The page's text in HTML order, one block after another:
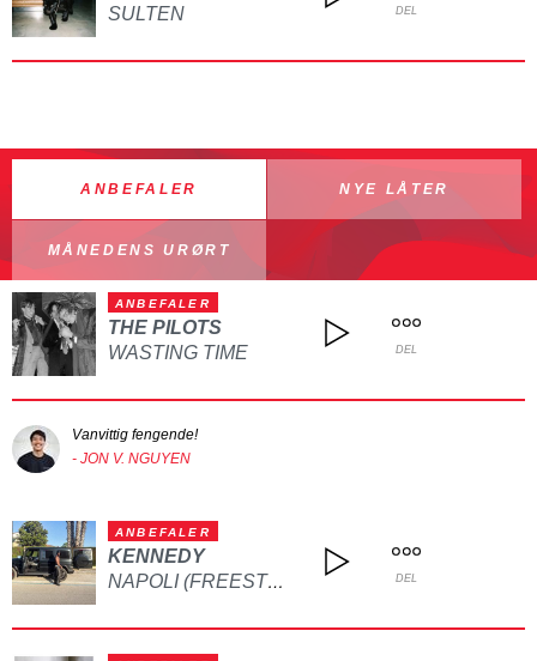
SULTEN
DEL
ANBEFALER NYE LÅTER
MÅNEDENS URØRT
ANBEFALER
THE PILOTS
WASTING TIME
DEL
Vanvittig fengende!
- JON V. NGUYEN
ANBEFALER
KENNEDY
NAPOLI (FREESTYLE) DEL